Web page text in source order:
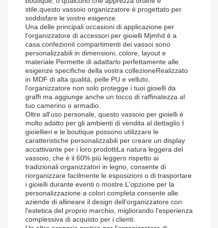
stile,questo vassoio organizzatore è progettato per
soddisfare le vostre esigenze.
Una delle principali occasioni di applicazione per
l'organizzatore di accessori per gioielli Mjmhd è a
casa.confezioniI compartimenti dei vassoi sono
personalizzabili in dimensioni, colore, layout e
materiale.Permette di adattarlo perfettamente alle
esigenze specifiche della vostra collezioneRealizzato
in MDF di alta qualità, pelle PU e velluto,
l'organizzatore non solo protegge i tuoi gioielli da
graffi ma aggiunge anche un tocco di raffinatezza al
tuo camerino o armadio.
Oltre all'uso personale, questo vassoio per gioielli è
molto adatto per gli ambienti di vendita al dettaglio.I
gioiellieri e le boutique possono utilizzare le
caratteristiche personalizzabili per creare un display
accattivante per i loro prodottiLa natura leggera del
vassoio, che è il 60% più leggero rispetto ai
tradizionali organizzatori in legno, consente di
riorganizzare facilmente le esposizioni o di trasportare
i gioielli durante eventi o mostre.L'opzione per la
personalizzazione a colori completa consente alle
aziende di allineare il design dell'organizzatore con
l'estetica del proprio marchio, migliorando l'esperienza
complessiva di acquisto per i clienti.